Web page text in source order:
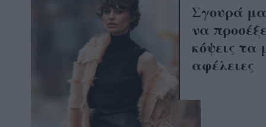
Σγουρά
να
κόψεις τα
αφέλειες